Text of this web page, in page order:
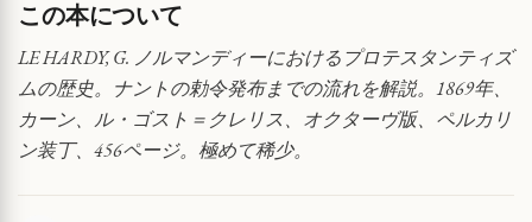
の
プ
テ
ス
タ
テ
この本について
LE HARDY, G. ノルマンディーにおけるプロテスタンティズ
ムの歴史。ナントの勅令発布までの流れを解説。1869年、
カーン、ル・ゴスト＝クレリス、オクターヴ版、ペルカリ
ン装丁、456ページ。極めて稀少。